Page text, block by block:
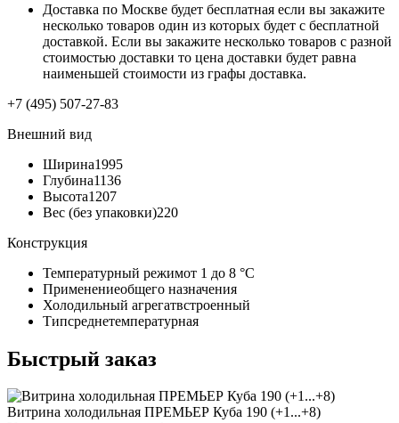
Доставка по Москве будет бесплатная если вы закажите
несколько товаров один из которых будет с бесплатной
доставкой. Если вы закажите несколько товаров с разной
стоимостью доставки то цена доставки будет равна
наименьшей стоимости из графы доставка.
+7 (495) 507-27-83
Внешний вид
Ширина1995
Глубина1136
Высота1207
Вес (без упаковки)220
Конструкция
Температурный режимот 1 до 8 °C
Применениеобщего назначения
Холодильный агрегатвстроенный
Типсреднетемпературная
Быстрый заказ
Витрина холодильная ПРЕМЬЕР Куба 190 (+1...+8)